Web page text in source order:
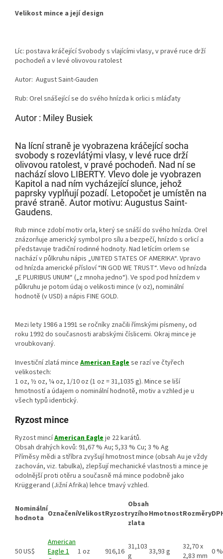
Velikost mince a její design
Líc: postava kráčející Svobody s vlajícími vlasy, v pravé ruce drží
pochodeň a v levé olivovou ratolest
Autor: August Saint-Gauden
Rub: Orel snášející se do svého hnízda k orlici s mláďaty
Autor : Miley Busiek
Na lícní straně je vyobrazena kráčející socha
svobody s rozevlátými vlasy, v levé ruce drží
olivovou ratolest, v pravé pochodeň. Nad ní se
nachází slovo LIBERTY. Vlevo dole je vyobrazen
Kapitol a nad ním vycházející slunce, jehož
paprsky vyplňují pozadí. Letopočet je umístěn na
pravé straně. Autor motivu: Augustus Saint-
Gaudens.
Rub mince zdobí motiv orla, který se snáší do svého hnízda. Orel
znázorňuje americký symbol pro sílu a bezpečí, hnízdo s orlicí a
představuje tradiční rodinné hodnoty. Nad letícím orlem se
nachází v půlkruhu nápis „UNITED STATES OF AMERIKA“. Vpravo
od hnízda americké přísloví “IN GOD WE TRUST“. Vlevo od hnízda
„E PLURIBUS UNUM“ („z mnoha jedno“). Ve spod pod hnízdem v
půlkruhu je potom údaj o velikosti mince (v oz), nominální
hodnotě (v USD) a nápis FINE GOLD.
Mezi lety 1986 a 1991 se ročníky značili římskými písmeny, od
roku 1992 do současnosti arabskými číslicemi. Okraj mince je
vroubkovaný.
Investiční zlatá mince American Eagle se razí ve čtyřech
velikostech:
1 oz, ½ oz, ¼ oz, 1/10 oz (1 oz = 31,1035 g). Mince se liší
hmotností a údajem o nominální hodnotě, motiv a vzhled je u
všech typů identický.
Ryzost mince
Ryzost mincíAmerican Eagle je 22 karátů.
Obsah drahých kovů: 91,67 % Au; 5,33 % Cu; 3 % Ag
Příměsy mědi a stříbra zvyšují hmotnost mince (obsah Au je vždy
zachován, viz. tabulka), zlepšují mechanické vlastnosti a mince je
odolnější proti otěru a současně má mince podobně jako
Krüggerand (Jižní Afrika) lehce tmavý vzhled.
Nominální
hodnota OznačeníVelikostRyzost
Obsah
ryzího
zlata
HmotnostRozměry
50 US$
American
Eagle 1
1 oz 916,16 31,103
g
33,93 g
32,70 x
2,83 mm 0 %